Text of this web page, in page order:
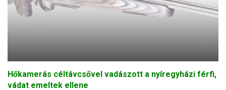
Hőkamerás céltávcsővel vadászott a nyíregyházi férfi,
vádat emeltek ellene